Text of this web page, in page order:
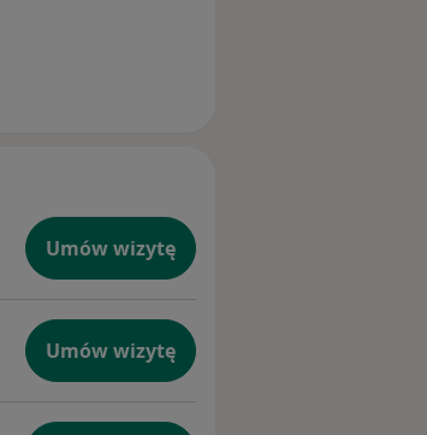
Umów wizytę
Umów wizytę